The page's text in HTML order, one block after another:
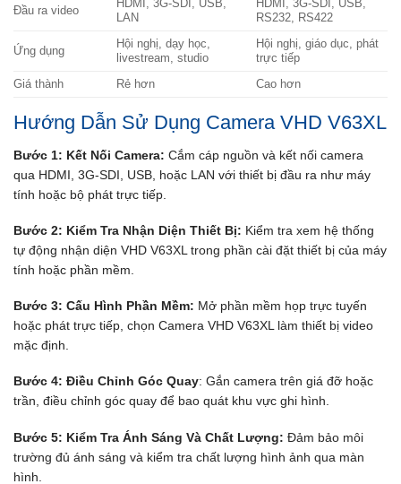
Đầu ra video
HDMI, 3G-SDI, USB,
LAN
HDMI, 3G-SDI, USB,
RS232, RS422
Ứng dụng
Hội nghị, dạy học,
livestream, studio
Hội nghị, giáo dục, phát
trực tiếp
Giá thành Rẻ hơn Cao hơn
Hướng Dẫn Sử Dụng Camera VHD V63XL
Bước 1: Kết Nối Camera: Cắm cáp nguồn và kết nối camera
qua HDMI, 3G-SDI, USB, hoặc LAN với thiết bị đầu ra như máy
tính hoặc bộ phát trực tiếp.
Bước 2: Kiểm Tra Nhận Diện Thiết Bị: Kiểm tra xem hệ thống
tự động nhận diện VHD V63XL trong phần cài đặt thiết bị của máy
tính hoặc phần mềm.
Bước 3: Cấu Hình Phần Mềm: Mở phần mềm họp trực tuyến
hoặc phát trực tiếp, chọn Camera VHD V63XL làm thiết bị video
mặc định.
Bước 4: Điều Chỉnh Góc Quay: Gắn camera trên giá đỡ hoặc
trần, điều chỉnh góc quay để bao quát khu vực ghi hình.
Bước 5: Kiểm Tra Ánh Sáng Và Chất Lượng: Đảm bảo môi
trường đủ ánh sáng và kiểm tra chất lượng hình ảnh qua màn
hình.